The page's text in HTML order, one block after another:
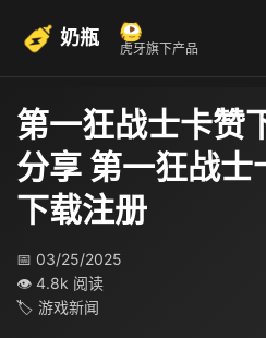
奶瓶 虎牙旗下产品
第一狂战士卡赞
分享 第一狂战士
下载注册
📅 03/25/2025
👁 4.8k 阅读
🏷 游戏新闻